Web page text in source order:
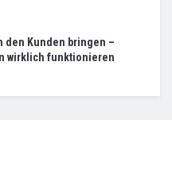
den Kunden bringen –
wirklich funktionieren